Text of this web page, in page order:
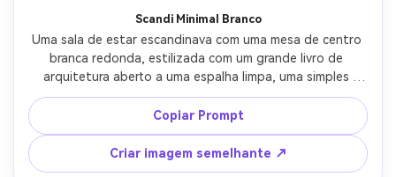
Scandi Minimal Branco
Uma sala de estar escandinava com uma mesa de centro
branca redonda, estilizada com um grande livro de
arquitetura aberto a uma espalha limpa, uma simples
carafe de vidro transparente e um pequeno prato de
cerâmica em forma de seixo, luz diurna brilhante e difusa,
fundo de sofá cinza macio, tirado em Fujifilm GFX 100S,
45mm, f/4, composição ultra limpa, fotorealista,
classificação de cores foscas suaves-AR 4:5
Copiar Prompt
Criar imagem semelhante ↗